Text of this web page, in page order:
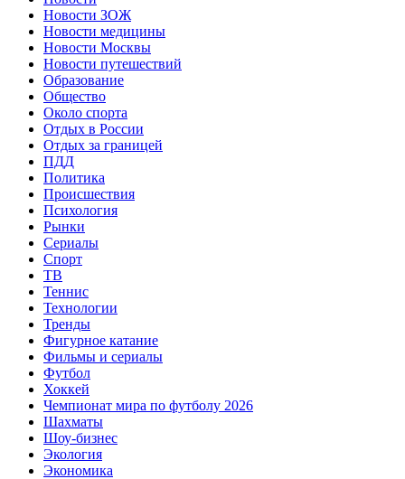
Новости ЗОЖ
Новости медицины
Новости Москвы
Новости путешествий
Образование
Общество
Около спорта
Отдых в России
Отдых за границей
ПДД
Политика
Происшествия
Психология
Рынки
Сериалы
Спорт
ТВ
Теннис
Технологии
Тренды
Фигурное катание
Фильмы и сериалы
Футбол
Хоккей
Чемпионат мира по футболу 2026
Шахматы
Шоу-бизнес
Экология
Экономика